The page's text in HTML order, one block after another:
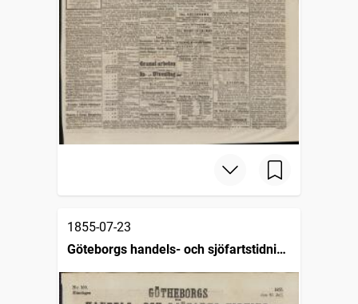
1855-07-23
Göteborgs handels- och sjöfartstidning
(1832)